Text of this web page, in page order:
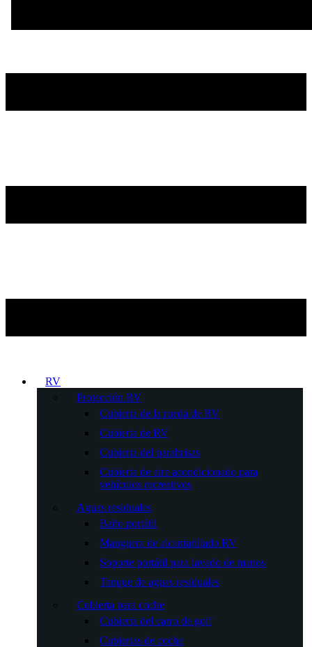
RV
Protección RV
Cubierta de la rueda de RV
Cubierta de RV
Cubierta del parabrisas
Cubierta de aire acondicionado para
vehículos recreativos
Aguas residuales
Baño portátil
Manguera de alcantarillado RV
Soporte portátil para lavado de manos
Tanque de aguas residuales
Cubierta para coche
Cubierta del carro de golf
Cubiertas de coche